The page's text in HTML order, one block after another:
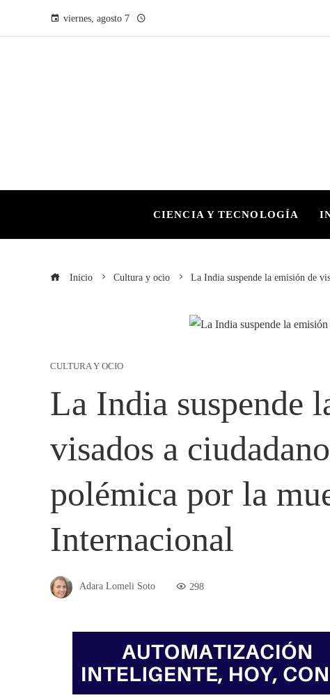
viernes, agosto 7
CIENCIA Y TECNOLOGÍA
Inicio Cultura y ocio La India suspende la emisión de
CULTURA Y OCIO
La India suspende
visados a
polémica por la
Internacional
Adara Lomeli Soto 298